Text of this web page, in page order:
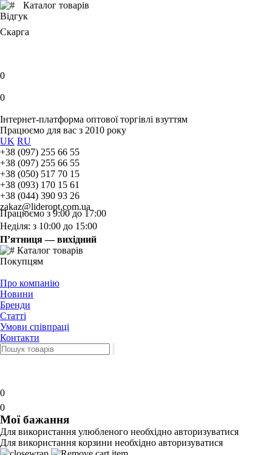
Каталог товарів
Відгук
Скарга
0
0
Інтернет-платформа оптової торгівлі взуттям
Працюємо для вас з 2010 року
UK RU
+38 (097) 255 66 55
+38 (097) 255 66 55
+38 (050) 517 70 15
+38 (093) 170 15 61
+38 (044) 390 93 26
zakaz@lideropt.com.ua
Працюємо з 9:00 до 17:00
Неділя: з 10:00 до 15:00
П’ятниця — вихідний
Каталог товарів
Покупцям
Про компанію
Новини
Бренди
Статті
Умови співпраці
Контакти
0
0
Мої бажання
Для використання улюбленого необхідно авторизуватися
Для використання корзини необхідно авторизуватися